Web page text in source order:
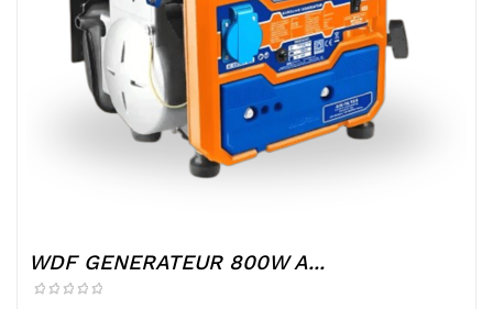
WDF GENERATEUR 800W A...